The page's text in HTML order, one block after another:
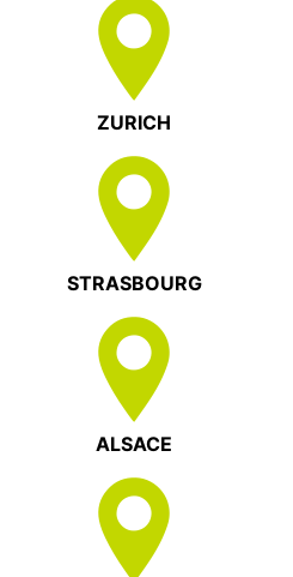
ZURICH
STRASBOURG
ALSACE